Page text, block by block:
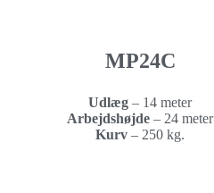
MP24C
Udlæg – 14 meter
Arbejdshøjde – 24 meter
Kurv – 250 kg.